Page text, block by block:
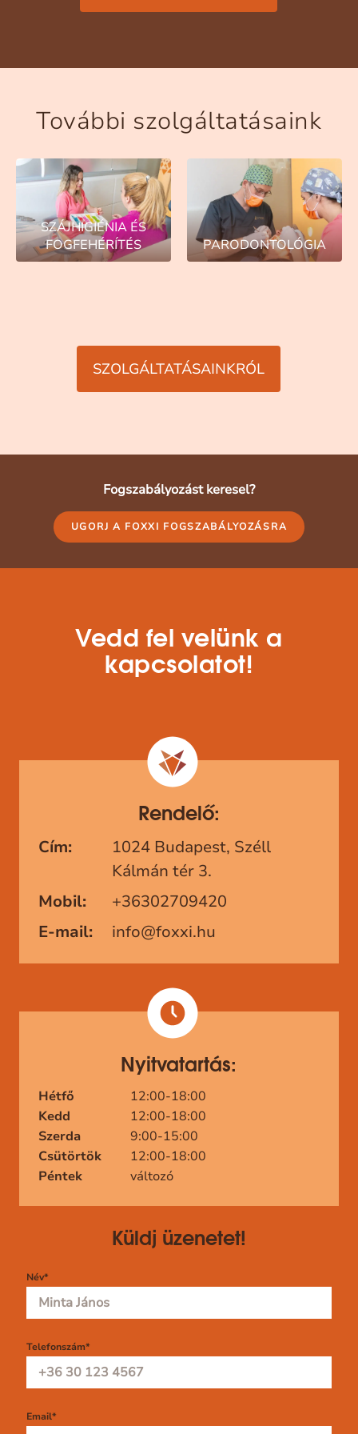
További szolgáltatásaink
SZÁJHIGIÉNIA ÉS
FOGFEHÉRÍTÉS
PARODONTOLÓGIA
SZOLGÁLTATÁSAINKRÓL
Fogszabályozást keresel?
UGORJ A FOXXI FOGSZABÁLYOZÁSRA
Vedd fel velünk a
kapcsolatot!
Rendelő:
Cím:
1024 Budapest, Széll
Kálmán tér 3.
Mobil:
+36302709420
E-mail:
info@foxxi.hu
Nyitvatartás:
Hétfő
12:00-18:00
Kedd
12:00-18:00
Szerda
9:00-15:00
Csütörtök
12:00-18:00
Péntek
változó
Küldj üzenetet!
Név*
Telefonszám*
Email*